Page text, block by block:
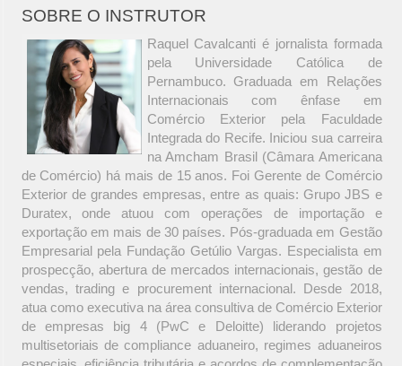
SOBRE O INSTRUTOR
Raquel Cavalcanti é jornalista formada
pela Universidade Católica de
Pernambuco. Graduada em Relações
Internacionais com ênfase em
Comércio Exterior pela Faculdade
Integrada do Recife. Iniciou sua carreira
na Amcham Brasil (Câmara Americana
de Comércio) há mais de 15 anos. Foi Gerente de Comércio
Exterior de grandes empresas, entre as quais: Grupo JBS e
Duratex, onde atuou com operações de importação e
exportação em mais de 30 países. Pós-graduada em Gestão
Empresarial pela Fundação Getúlio Vargas. Especialista em
prospecção, abertura de mercados internacionais, gestão de
vendas, trading e procurement internacional. Desde 2018,
atua como executiva na área consultiva de Comércio Exterior
de empresas big 4 (PwC e Deloitte) liderando projetos
multisetoriais de compliance aduaneiro, regimes aduaneiros